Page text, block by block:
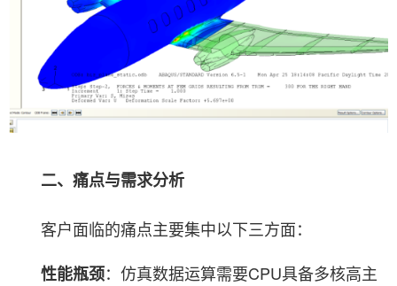
二、痛点与需求分析
客户面临的痛点主要集中以下三方面：
性能瓶颈：仿真数据运算需要CPU具备多核高主